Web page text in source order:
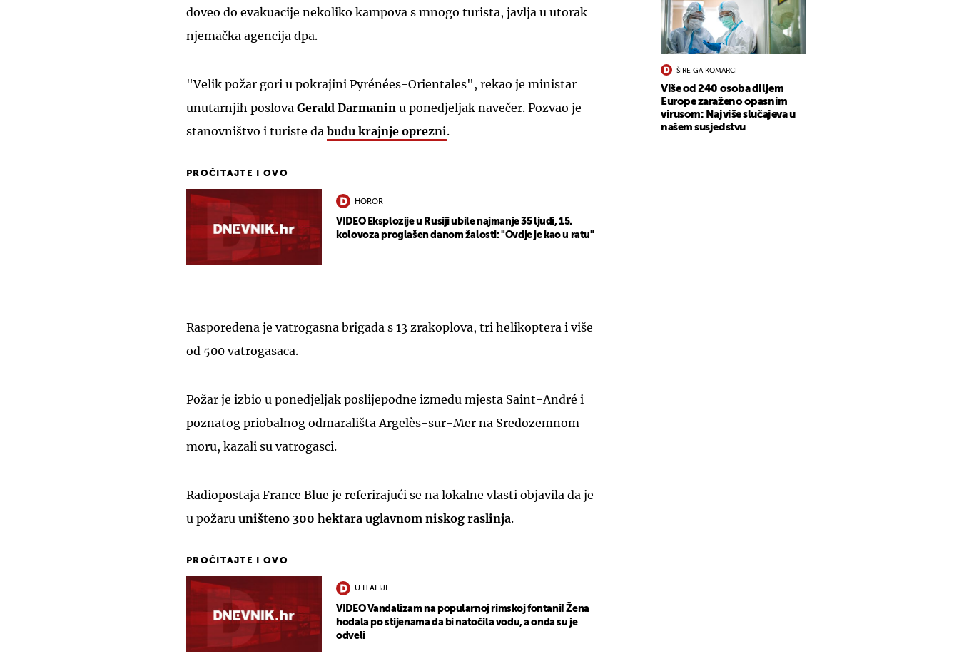
doveo do evakuacije nekoliko kampova s mnogo turista, javlja u utorak
njemačka agencija dpa.
"Velik požar gori u pokrajini Pyrénées-Orientales", rekao je ministar
unutarnjih poslova Gerald Darmanin u ponedjeljak navečer. Pozvao je
stanovništvo i turiste da budu krajnje oprezni.
PROČITAJTE I OVO
HOROR
VIDEO Eksplozije u Rusiji ubile najmanje 35 ljudi, 15.
kolovoza proglašen danom žalosti: "Ovdje je kao u ratu"
Raspoređena je vatrogasna brigada s 13 zrakoplova, tri helikoptera i više
od 500 vatrogasaca.
Požar je izbio u ponedjeljak poslijepodne između mjesta Saint-André i
poznatog priobalnog odmarališta Argelès-sur-Mer na Sredozemnom
moru, kazali su vatrogasci.
Radiopostaja France Blue je referirajući se na lokalne vlasti objavila da je
u požaru uništeno 300 hektara uglavnom niskog raslinja.
PROČITAJTE I OVO
U ITALIJI
VIDEO Vandalizam na popularnoj rimskoj fontani! Žena
hodala po stijenama da bi natočila vodu, a onda su je
odveli
ŠIRE GA KOMARCI
Više od 240 osoba diljem
Europe zaraženo opasnim
virusom: Najviše slučajeva u
našem susjedstvu